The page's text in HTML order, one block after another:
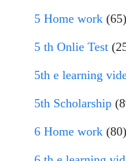
5 Home work (65)
5 th Onlie Test
5th e learning
5th Scholarship
6 Home work (80)